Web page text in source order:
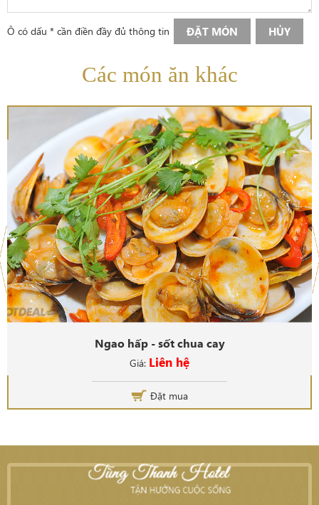
Ô có dấu * cần điền đầy đủ thông tin ĐẶT MÓN HỦY
Các món ăn khác
Ngao hấp - sốt chua cay
Giá: Liên hệ
Đặt mua